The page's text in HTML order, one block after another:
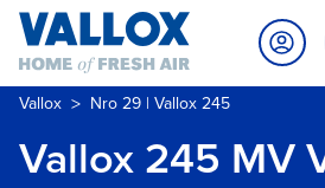
Vallox > Nro 29 | Vallox 245
Vallox 245 MV